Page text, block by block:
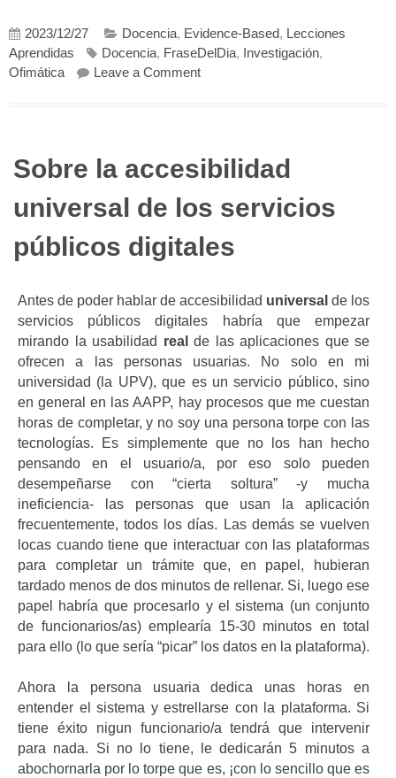
2023/12/27 Docencia, Evidence-Based, Lecciones
Aprendidas
Docencia, FraseDelDia, Investigación,
Ofimática
Leave a Commenton Flexibilidad y work-life balance
Sobre la accesibilidad
universal de los servicios
públicos digitales
Antes de poder hablar de accesibilidad universal de los
servicios públicos digitales habría que empezar
mirando la usabilidad real de las aplicaciones que se
ofrecen a las personas usuarias. No solo en mi
universidad (la UPV), que es un servicio público, sino
en general en las AAPP, hay procesos que me cuestan
horas de completar, y no soy una persona torpe con las
tecnologías. Es simplemente que no los han hecho
pensando en el usuario/a, por eso solo pueden
desempeñarse con “cierta soltura” -y mucha
ineficiencia- las personas que usan la aplicación
frecuentemente, todos los días. Las demás se vuelven
locas cuando tiene que interactuar con las plataformas
para completar un trámite que, en papel, hubieran
tardado menos de dos minutos de rellenar. Si, luego ese
papel habría que procesarlo y el sistema (un conjunto
de funcionarios/as) emplearía 15-30 minutos en total
para ello (lo que sería “picar” los datos en la plataforma).
Ahora la persona usuaria dedica unas horas en
entender el sistema y estrellarse con la plataforma. Si
tiene éxito nigun funcionario/a tendrá que intervenir
para nada. Si no lo tiene, le dedicarán 5 minutos a
abochornarla por lo torpe que es, ¡con lo sencillo que es